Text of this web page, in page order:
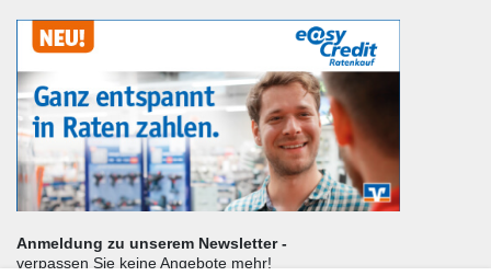
Anmeldung zu unserem Newsletter -
verpassen Sie keine Angebote mehr!